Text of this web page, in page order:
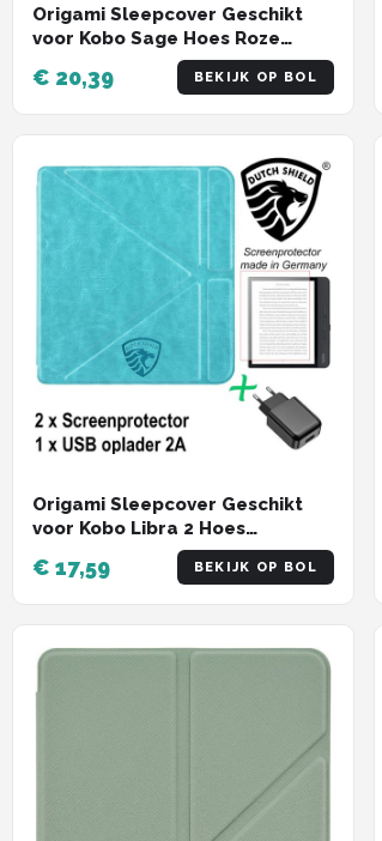
Origami Sleepcover Geschikt
voor Kobo Sage Hoes Roze
Goud + Screenprotector +
Oplader * - ereader hoesje -
cover
€ 20,39 BEKIJK OP BOL
Origami Sleepcover Geschikt
voor Kobo Libra 2 Hoes
Turquoise + Screenprotector +
Oplader * - ereader hoesje -
cover
€ 17,59 BEKIJK OP BOL